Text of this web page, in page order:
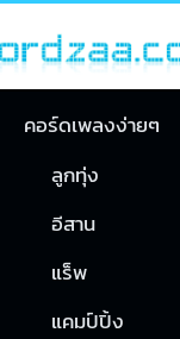
คอร์ดเพลงง่ายๆ
ลูกทุ่ง
อีสาน
แร็พ
แคมป์ปิ้ง